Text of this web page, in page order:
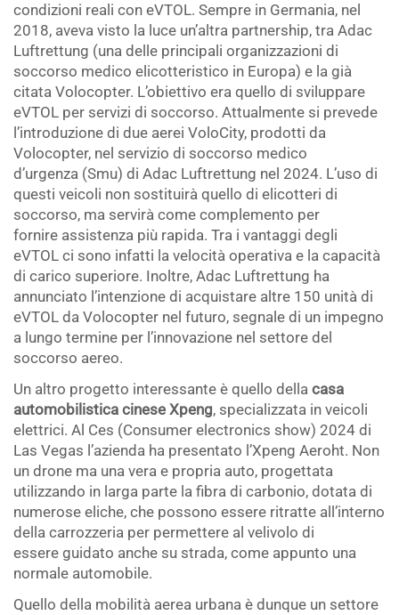
condizioni reali con eVTOL. Sempre in Germania, nel
2018, aveva visto la luce un’altra partnership, tra Adac
Luftrettung (una delle principali organizzazioni di
soccorso medico elicotteristico in Europa) e la già
citata Volocopter. L’obiettivo era quello di sviluppare
eVTOL per servizi di soccorso. Attualmente si prevede
l’introduzione di due aerei VoloCity, prodotti da
Volocopter, nel servizio di soccorso medico
d’urgenza (Smu) di Adac Luftrettung nel 2024. L’uso di
questi veicoli non sostituirà quello di elicotteri di
soccorso, ma servirà come complemento per
fornire assistenza più rapida. Tra i vantaggi degli
eVTOL ci sono infatti la velocità operativa e la capacità
di carico superiore. Inoltre, Adac Luftrettung ha
annunciato l’intenzione di acquistare altre 150 unità di
eVTOL da Volocopter nel futuro, segnale di un impegno
a lungo termine per l’innovazione nel settore del
soccorso aereo.
Un altro progetto interessante è quello della casa
automobilistica cinese Xpeng, specializzata in veicoli
elettrici. Al Ces (Consumer electronics show) 2024 di
Las Vegas l’azienda ha presentato l’Xpeng Aeroht. Non
un drone ma una vera e propria auto, progettata
utilizzando in larga parte la fibra di carbonio, dotata di
numerose eliche, che possono essere ritratte all’interno
della carrozzeria per permettere al velivolo di
essere guidato anche su strada, come appunto una
normale automobile.
Quello della mobilità aerea urbana è dunque un settore